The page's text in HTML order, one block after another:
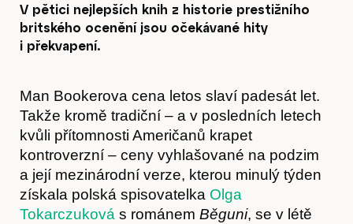
V pětici nejlepších knih z historie prestižního
britského ocenění jsou očekávané hity
i překvapení.
Man Bookerova cena letos slaví padesát let.
Takže kromě tradiční – a v posledních letech
kvůli přítomnosti Američanů krapet
kontroverzní – ceny vyhlašované na podzim
a její mezinárodní verze, kterou minulý týden
získala polská spisovatelka Olga
Tokarczuková s románem Běguni, se v létě